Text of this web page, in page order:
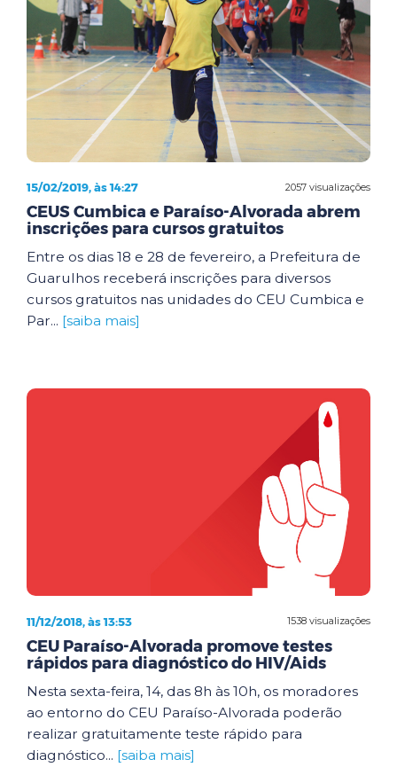
2057 visualizações
15/02/2019, às 14:27
CEUS Cumbica e Paraíso-Alvorada abrem
inscrições para cursos gratuitos
Entre os dias 18 e 28 de fevereiro, a Prefeitura de
Guarulhos receberá inscrições para diversos
cursos gratuitos nas unidades do CEU Cumbica e
Par... [saiba mais]
1538 visualizações
11/12/2018, às 13:53
CEU Paraíso-Alvorada promove testes
rápidos para diagnóstico do HIV/Aids
Nesta sexta-feira, 14, das 8h às 10h, os moradores
ao entorno do CEU Paraíso-Alvorada poderão
realizar gratuitamente teste rápido para
diagnóstico... [saiba mais]